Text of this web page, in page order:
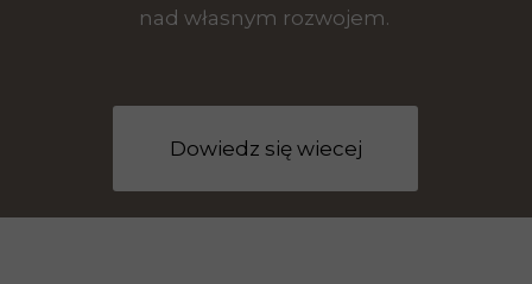
nad własnym rozwojem.
Dowiedz się wiecej